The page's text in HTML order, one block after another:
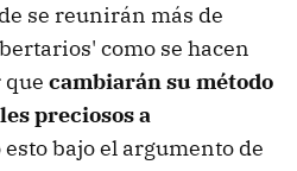
se reunirán más de
como se hacen
cambiarán su método
preciosos a
esto bajo el argumento de